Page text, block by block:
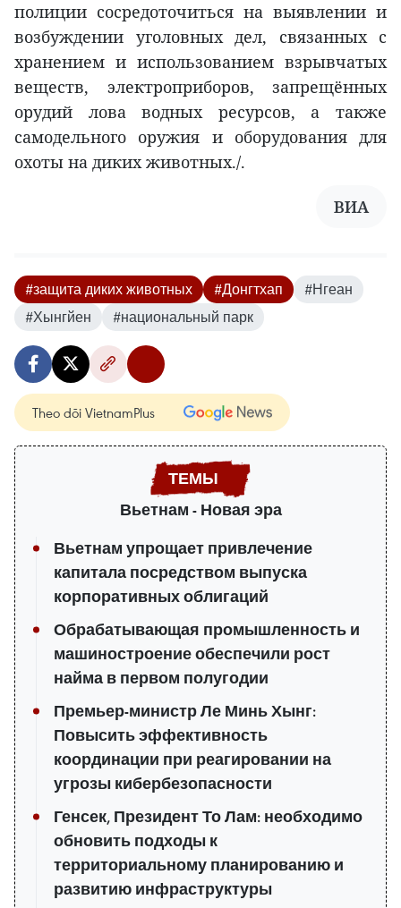
полиции сосредоточиться на выявлении и
возбуждении уголовных дел, связанных с
хранением и использованием взрывчатых
веществ, электроприборов, запрещённых
орудий лова водных ресурсов, а также
самодельного оружия и оборудования для
охоты на диких животных./.
ВИА
#защита диких животных #Донгтхап
#Нгеан
#Хынгйен
#национальный парк
Theo dõi VietnamPlus
Вьетнам - Новая эра
Вьетнам упрощает привлечение
капитала посредством выпуска
корпоративных облигаций
Обрабатывающая промышленность и
машиностроение обеспечили рост
найма в первом полугодии
Премьер-министр Ле Минь Хынг:
Повысить эффективность
координации при реагировании на
угрозы кибербезопасности
Генсек, Президент То Лам: необходимо
обновить подходы к
территориальному планированию и
развитию инфраструктуры